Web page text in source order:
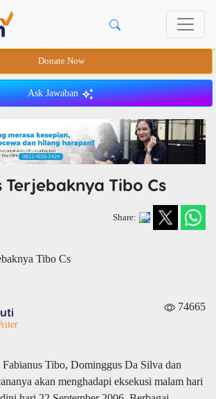
Donate Now
Ask Jawaban
Tibo Cs
Share:
74665
Tibo, Dominggus Da Silva dan
akan menghadapi eksekusi malam hari